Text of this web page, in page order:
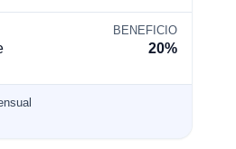
BENEFICIO
20%